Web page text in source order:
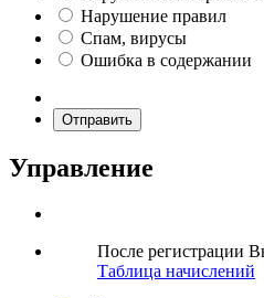
Нарушение правил
Спам, вирусы
Ошибка в содержании
Отправить
Управление
После регистрации
Таблица начислений